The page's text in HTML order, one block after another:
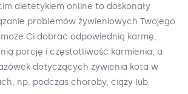
dietetykiem online to doskonały
problemów żywieniowych Twojego
Ci dobrać odpowiednią karmę,
porcję i częstotliwość karmienia, a
dotyczących żywienia kota w
np. podczas choroby, ciąży lub